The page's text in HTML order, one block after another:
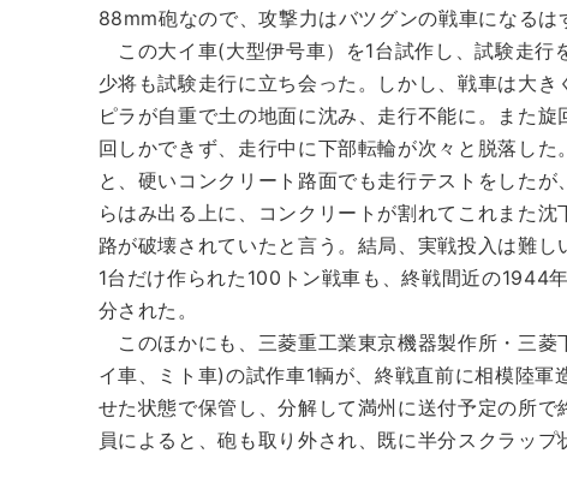
88mm砲なので、攻撃力はバツグンの戦車になるは
この大イ車(大型伊号車）を1台試作し、試験走行
少将も試験走行に立ち会った。しかし、戦車は大
ピラが自重で土の地面に沈み、走行不能に。また
回しかできず、走行中に下部転輪が次々と脱落し
と、硬いコンクリート路面でも走行テストをした
らはみ出る上に、コンクリートが割れてこれまた
路が破壊されていたと言う。結局、実戦投入は難
1台だけ作られた100トン戦車も、終戦間近の1944
分された。
このほかにも、三菱重工業東京機器製作所・三
イ車、ミト車)の試作車1輌が、終戦直前に相模陸
せた状態で保管し、分解して満州に送付予定の所
員によると、砲も取り外され、既に半分スクラップ